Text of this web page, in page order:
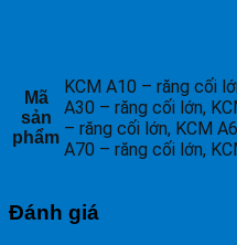
Mã
sản
phẩm
KCM A10 – răng cối
A30 – răng cối lớn,
– răng cối lớn, KCM
A70 – răng cối lớn,
Đánh giá